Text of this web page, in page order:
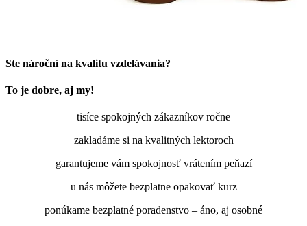
Ste nároční na kvalitu vzdelávania?
To je dobre, aj my!
tisíce spokojných zákazníkov ročne
zakladáme si na kvalitných lektoroch
garantujeme vám spokojnosť vrátením peňazí
u nás môžete bezplatne opakovať kurz
ponúkame bezplatné poradenstvo – áno, aj osobné